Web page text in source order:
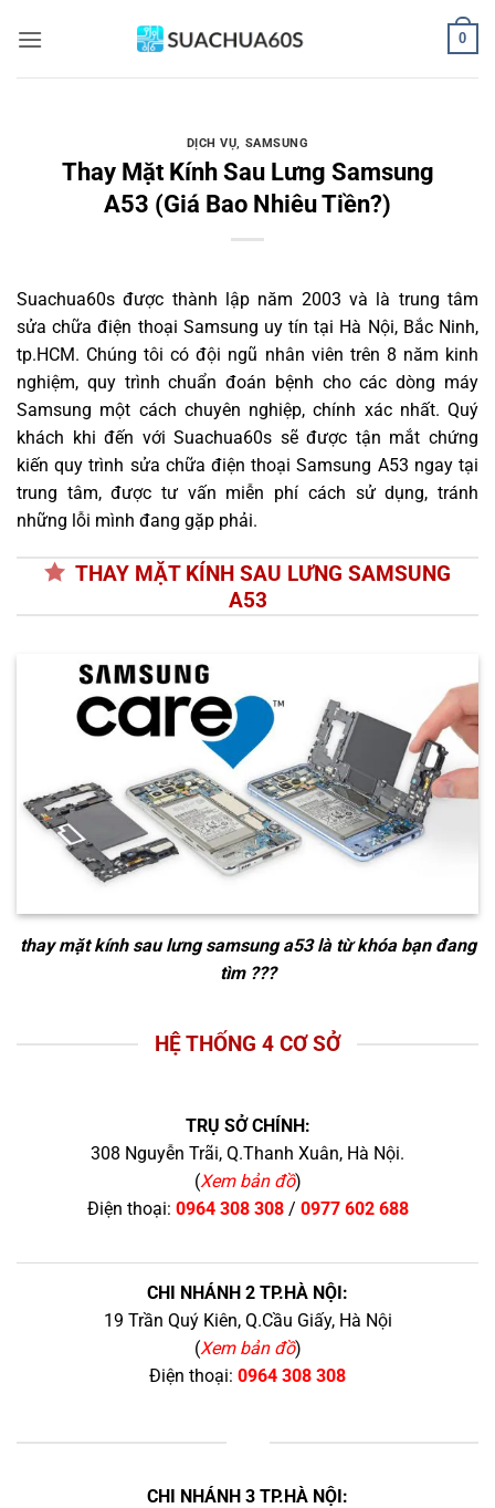
qua
0
DỊCH VỤ, SAMSUNG
Thay Mặt Kính Sau Lưng Samsung
A53 (Giá Bao Nhiêu Tiền?)
Suachua60s được thành lập năm 2003 và là trung tâm
sửa chữa điện thoại Samsung uy tín tại Hà Nội, Bắc Ninh,
tp.HCM. Chúng tôi có đội ngũ nhân viên trên 8 năm kinh
nghiệm, quy trình chuẩn đoán bệnh cho các dòng máy
Samsung một cách chuyên nghiệp, chính xác nhất. Quý
khách khi đến với Suachua60s sẽ được tận mắt chứng
kiến quy trình sửa chữa điện thoại Samsung A53 ngay tại
trung tâm, được tư vấn miễn phí cách sử dụng, tránh
những lỗi mình đang gặp phải.
THAY MẶT KÍNH SAU LƯNG SAMSUNG
A53
thay mặt kính sau lưng samsung a53là từ khóa bạn đang
tìm ???
HỆ THỐNG 4 CƠ SỞ
TRỤ SỞ CHÍNH:
308 Nguyễn Trãi, Q.Thanh Xuân, Hà Nội.
(Xem bản đồ)
Điện thoại: 0964 308 308/ 0977 602 688
CHI NHÁNH 2 TP.HÀ NỘI:
19 Trần Quý Kiên, Q.Cầu Giấy, Hà Nội
(Xem bản đồ)
Điện thoại: 0964 308 308
CHI NHÁNH 3 TP.HÀ NỘI: